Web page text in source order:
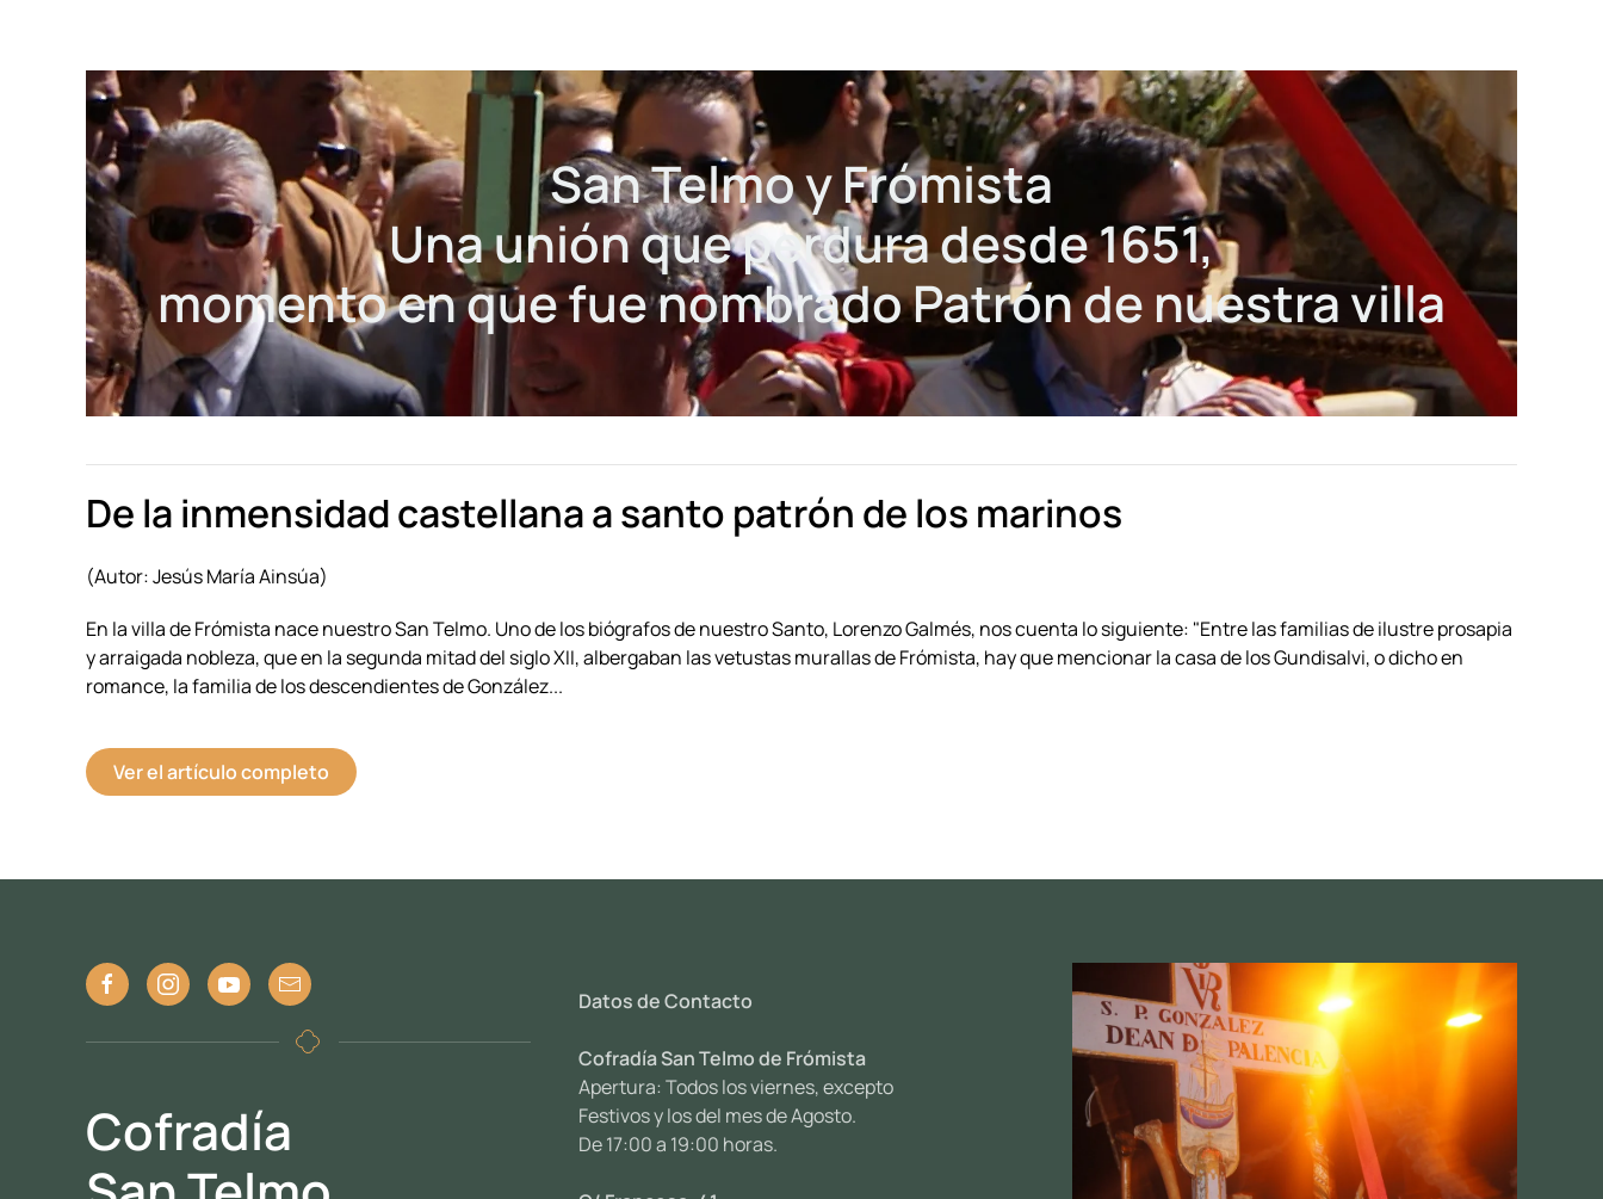
San Telmo y Frómista
Una unión que perdura desde 1651,
momento en que fue nombrado Patrón de nuestra villa
De la inmensidad castellana a santo patrón de los marinos
(Autor: Jesús María Ainsúa)
En la villa de Frómista nace nuestro San Telmo. Uno de los biógrafos de nuestro Santo, Lorenzo Galmés, nos cuenta lo siguiente: "Entre las familias de ilustre prosapia
y arraigada nobleza, que en la segunda mitad del siglo XII, albergaban las vetustas murallas de Frómista, hay que mencionar la casa de los Gundisalvi, o dicho en
romance, la familia de los descendientes de González...
Ver el artículo completo
Cofradía
Datos de Contacto
Cofradía San Telmo de Frómista
Apertura: Todos los viernes, excepto
Festivos y los del mes de Agosto.
De 17:00 a 19:00 horas.